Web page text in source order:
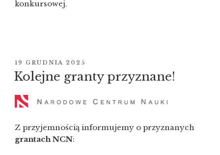
konkursowej.
OPUBLIKOWANE
W
19 GRUDNIA 2025
Kolejne granty przyznane!
Z przyjemnością informujemy o przyznanych
grantach NCN: